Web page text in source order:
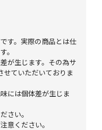
す。実際の商品とは仕
。
が生じます。その為サ
ていただいておりま
には個体差が生じま
さい。
意ください。